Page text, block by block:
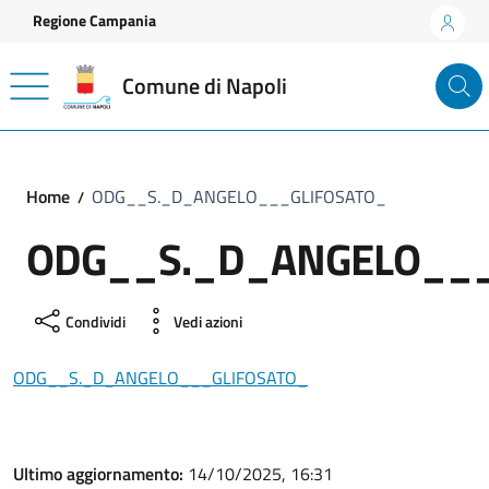
Vai ai contenuti
Vai al footer
Regione Campania
Comune di Napoli
Home ODG__S._D_ANGELO___GLIFOSATO_
Condividi Vedi azioni
ODG__S._D_ANGELO___GLIFOSATO_
Ultimo aggiornamento: 14/10/2025, 16:31